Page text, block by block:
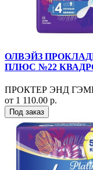
ОЛВЭЙЗ
ПЛЮС №22
ПРОКТЕР ЭНД
от 1 110.00 р.
Под заказ